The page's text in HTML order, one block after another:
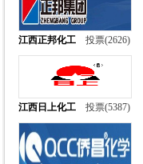
江西正邦化工 投票(2626)
江西日上化工 投票(5387)